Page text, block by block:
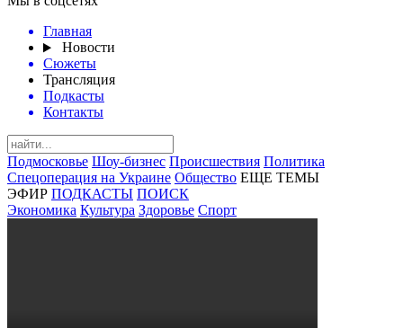
Главная
Новости
Сюжеты
Трансляция
Подкасты
Контакты
Подмосковье Шоу-бизнес Происшествия Политика
Спецоперация на Украине Общество ЕЩЕ ТЕМЫ
ЭФИР ПОДКАСТЫ ПОИСК
Экономика Культура Здоровье Спорт